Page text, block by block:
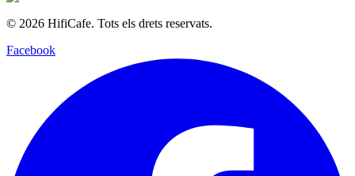
© 2026 HifiCafe. Tots els drets reservats.
Facebook